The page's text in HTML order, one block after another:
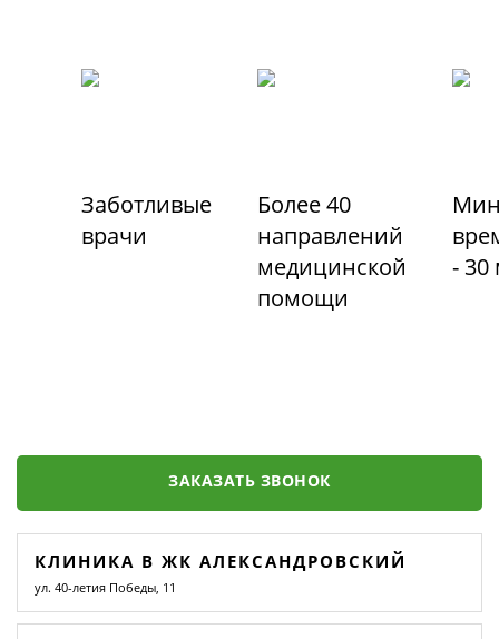
Заботливые
врачи
Более 40
направлений
медицинской
помощи
- 30
ЗАКАЗАТЬ ЗВОНОК
КЛИНИКА В ЖК АЛЕКСАНДРОВСКИЙ
ул. 40-летия Победы, 11